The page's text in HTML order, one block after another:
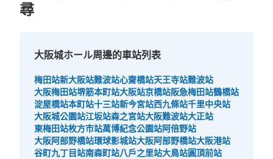
尋
大阪城ホール周邊的車站列表
梅田站新大阪站難波站心齋橋站天王寺站難波站
大阪梅田站堺筋本町站大阪站京橋站阪急梅田站鶴橋站
淀屋橋站本町站十三站新今宮站西九條站千里中央站
大阪城公園站江坂站森之宮站大阪難波站大正站
東梅田站枚方市站萬博紀念公園站阿倍野站
大阪阿部野橋站環球影城站大阪阿部野橋站大阪港站
谷町九丁目站南森町站八戶之里站大鳥站圓頂前站